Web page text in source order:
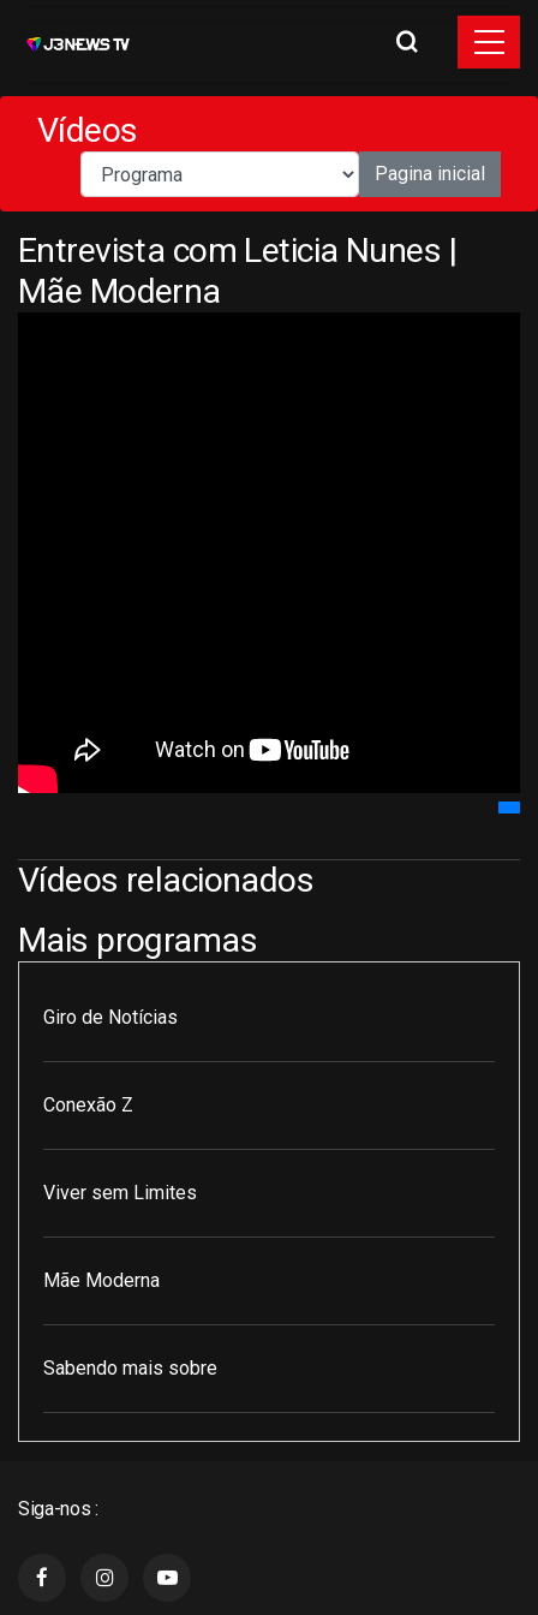
Vídeos
Pagina inicial
Entrevista com Leticia Nunes |
Mãe Moderna
Vídeos relacionados
Mais programas
Giro de Notícias
Conexão Z
Viver sem Limites
Mãe Moderna
Sabendo mais sobre
Siga-nos :